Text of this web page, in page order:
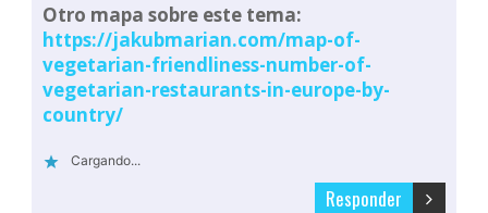
Otro mapa sobre este tema:
https://jakubmarian.com/map-of-
vegetarian-friendliness-number-of-
vegetarian-restaurants-in-europe-by-
country/
Cargando...
Responder